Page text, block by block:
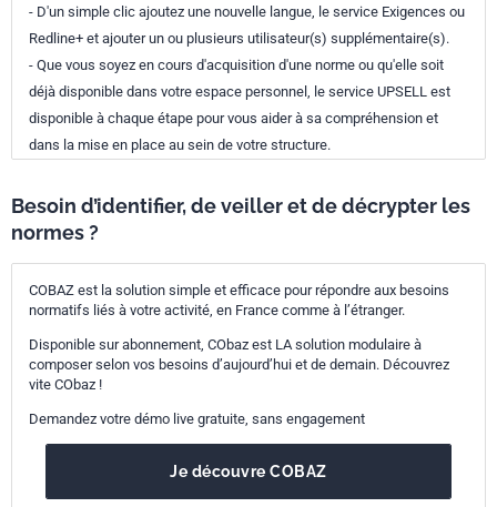
- D'un simple clic ajoutez une nouvelle langue, le service Exigences ou
Redline+ et ajouter un ou plusieurs utilisateur(s) supplémentaire(s).
- Que vous soyez en cours d'acquisition d'une norme ou qu'elle soit
déjà disponible dans votre espace personnel, le service UPSELL est
disponible à chaque étape pour vous aider à sa compréhension et
dans la mise en place au sein de votre structure.
Besoin d’identifier, de veiller et de décrypter les
normes ?
COBAZ est la solution simple et efficace pour répondre aux besoins
normatifs liés à votre activité, en France comme à l’étranger.
Disponible sur abonnement, CObaz est LA solution modulaire à
composer selon vos besoins d’aujourd’hui et de demain. Découvrez
vite CObaz !
Demandez votre démo live gratuite, sans engagement
Je découvre COBAZ